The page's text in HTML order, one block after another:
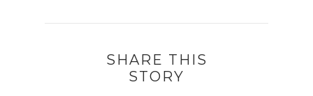
SHARE THIS
STORY